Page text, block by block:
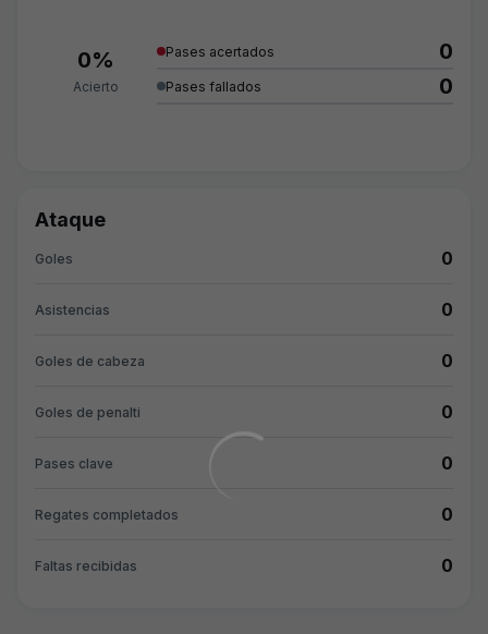
0%
Acierto
Pases acertados 0
Pases fallados 0
Ataque
Goles 0
Asistencias 0
Goles de cabeza 0
Goles de penalti 0
Pases clave 0
Regates completados 0
Faltas recibidas 0